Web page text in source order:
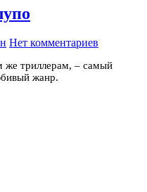
Нет комментариев
же триллерам, – самый
жанр.